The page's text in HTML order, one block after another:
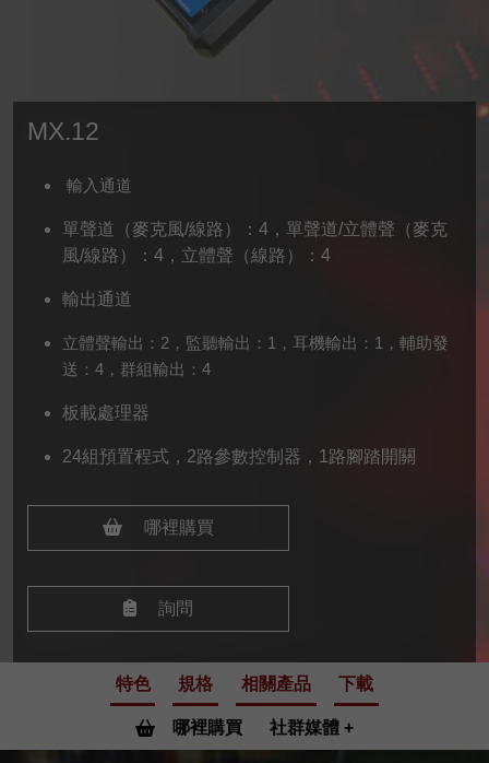
MX.12
輸入通道
單聲道（麥克風/線路）：4，單聲道/立體聲（麥克
風/線路）：4，立體聲（線路）：4
輸出通道
立體聲輸出：2，監聽輸出：1，耳機輸出：1，輔助發
送：4，群組輸出：4
板載處理器
24組預置程式，2路參數控制器，1路腳踏開關
哪裡購買
詢問
特色 規格 相關產品 下載
哪裡購買 社群媒體